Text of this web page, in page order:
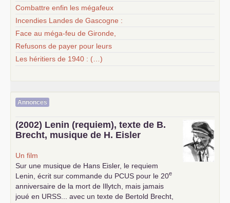
Combattre enfin les mégafeux
Incendies Landes de Gascogne :
Face au méga-feu de Gironde,
Refusons de payer pour leurs
Les héritiers de 1940 : (…)
Annonces
(2002) Lenin (requiem), texte de B.
Brecht, musique de H. Eisler
Un film
Sur une musique de Hans Eisler, le requiem
Lenin, écrit sur commande du PCUS pour le 20e
anniversaire de la mort de Illytch, mais jamais
joué en URSS ... avec un texte de Bertold Brecht,